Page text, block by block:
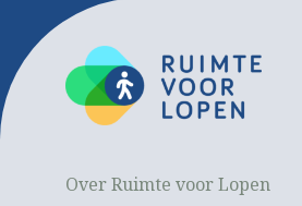
Over Ruimte voor Lopen